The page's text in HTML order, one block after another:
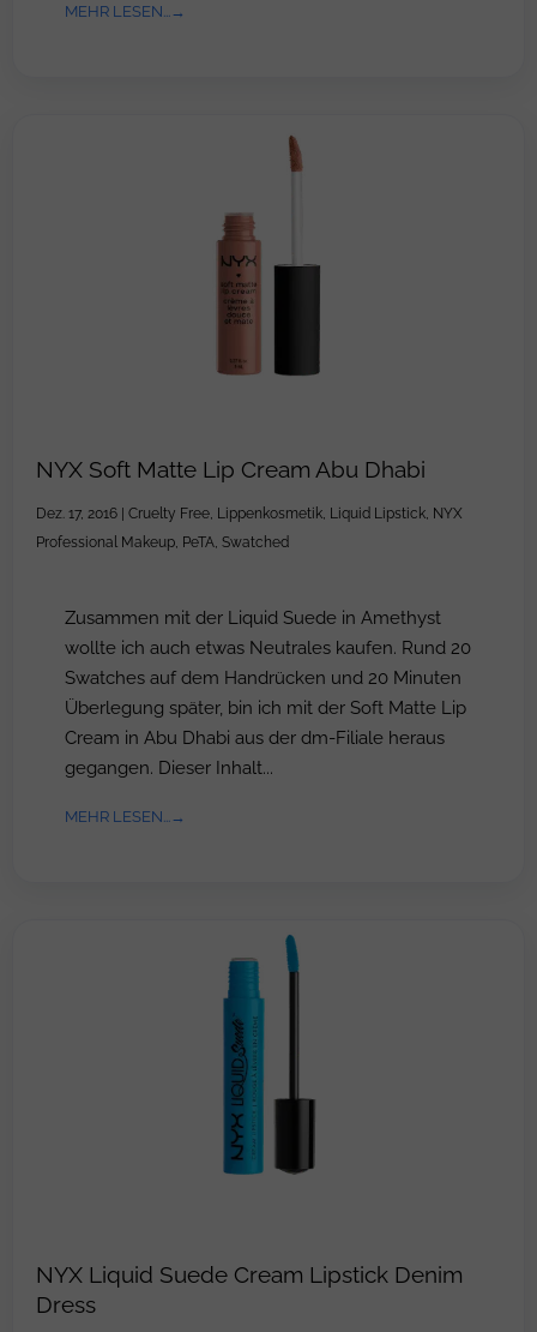
MEHR LESEN...
NYX Soft Matte Lip Cream Abu Dhabi
Dez. 17, 2016 | Cruelty Free, Lippenkosmetik, Liquid Lipstick, NYX
Professional Makeup, PeTA, Swatched
Zusammen mit der Liquid Suede in Amethyst
wollte ich auch etwas Neutrales kaufen. Rund 20
Swatches auf dem Handrücken und 20 Minuten
Überlegung später, bin ich mit der Soft Matte Lip
Cream in Abu Dhabi aus der dm-Filiale heraus
gegangen. Dieser Inhalt...
MEHR LESEN...
NYX Liquid Suede Cream Lipstick Denim
Dress